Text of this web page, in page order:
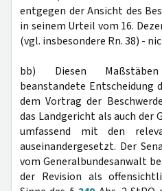
entgegen der Ansicht des
in seinem Urteil vom 16.
(vgl. insbesondere Rn. 38) -
bb) Diesen
beanstandete Entscheidung
dem Vortrag der
das Landgericht als auch der
umfassend mit den
auseinandergesetzt. Der
vom Generalbundesanwalt
der Revision als